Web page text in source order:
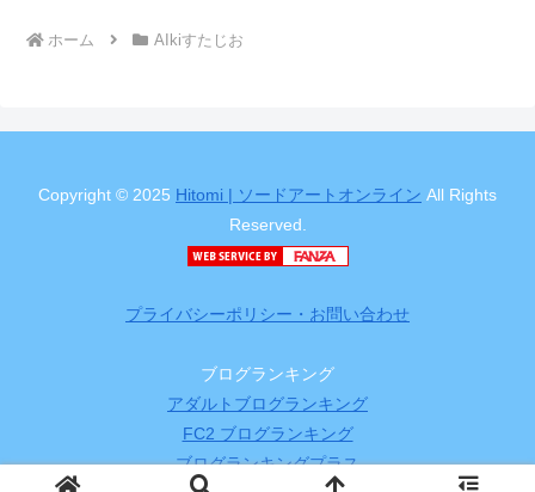
ホーム AIkiすたじお
Copyright © 2025 Hitomi | ソードアートオンライン All Rights
Reserved.
プライバシーポリシー・お問い合わせ
ブログランキング
アダルトブログランキング
FC2 ブログランキング
ブログランキングプラス